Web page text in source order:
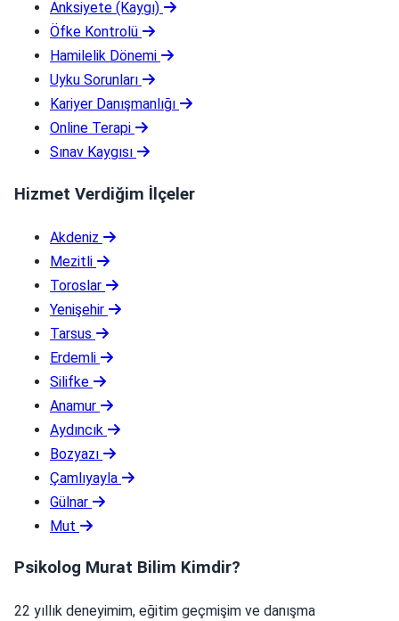
Anksiyete (Kaygı)
Öfke Kontrolü
Hamilelik Dönemi
Uyku Sorunları
Kariyer Danışmanlığı
Online Terapi
Sınav Kaygısı
Hizmet Verdiğim İlçeler
Akdeniz
Mezitli
Toroslar
Yenişehir
Tarsus
Erdemli
Silifke
Anamur
Aydıncık
Bozyazı
Çamlıyayla
Gülnar
Mut
Psikolog Murat Bilim Kimdir?
22 yıllık deneyimim, eğitim geçmişim ve danışma